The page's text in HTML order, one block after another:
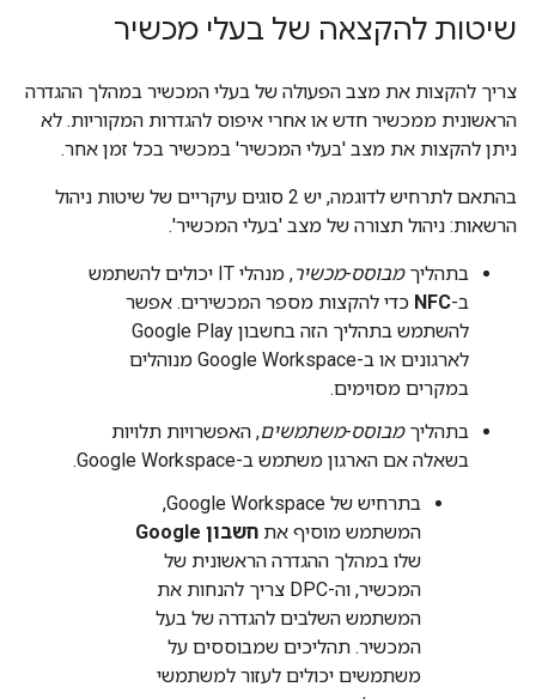
שיטות להקצאה של בעלי מכשיר
צריך להקצות את מצב הפעולה של בעלי המכשיר במהלך ההגדרה
הראשונית ממכשיר חדש או אחרי איפוס להגדרות המקוריות. לא
ניתן להקצות את מצב 'בעלי המכשיר' במכשיר בכל זמן אחר.
בהתאם לתרחיש לדוגמה, יש 2 סוגים עיקריים של שיטות ניהול
הרשאות: ניהול תצורה של מצב 'בעלי המכשיר'.
בתהליךמבוסס-מכשיר
, מנהלי IT יכולים להשתמש
ב-NFC כדי להקצות מספר המכשירים. אפשר
להשתמש בתהליך הזה בחשבון Google Play
לארגונים או ב-Google Workspace מנוהלים
במקרים מסוימים.
בתהליךמבוסס-משתמשים, האפשרויות תלויות
בשאלה אם הארגון משתמש ב-Google Workspace.
בתרחיש של Google Workspace,
המשתמש מוסיף את חשבון Google
שלו במהלך ההגדרה הראשונית של
המכשיר, וה-DPC צריך להנחות את
המשתמש השלבים להגדרה של בעל
המכשיר. תהליכים שמבוססים על
משתמשים יכולים לעזור למשתמשי